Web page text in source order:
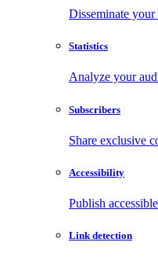
Disseminate
Statistics
Analyze your
Subscribers
Share exclusive
Accessibility
Publish
Link detection